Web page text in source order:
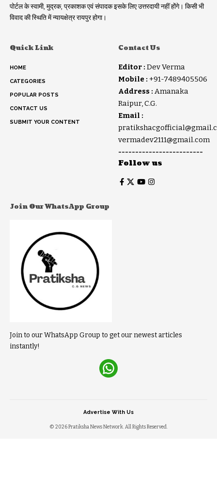
पोर्टल के स्वामी, मुद्रक, प्रकाशक एवं संपादक इसके लिए उत्तरदायी नहीं होंगे। किसी भी
विवाद की स्थिति में न्यायक्षेत्र रायपुर होगा।
Quick Link
HOME
CATEGORIES
POPULAR POSTS
CONTACT US
SUBMIT YOUR CONTENT
Contact Us
Editor : Dev Verma
Mobile : +91-7489405506
Address : Amanaka
Raipur, C.G.
Email :
vermadev2111@gmail.com
-------------------------
Follow us
Join Our WhatsApp Group
Join to our WhatsApp Group to get our newest articles
instantly!
© 2026 Pratiksha News Network. All Rights Reserved.
Advertise With Us